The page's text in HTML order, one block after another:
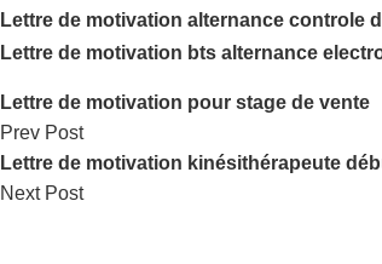
Lettre de motivation alternance controle
Lettre de motivation bts alternance
Lettre de motivation pour stage de vente
Prev Post
Lettre de motivation kinésithérapeute
Next Post